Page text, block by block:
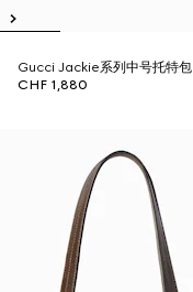
Gucci Jackie系列中号托特包
CHF 1,880